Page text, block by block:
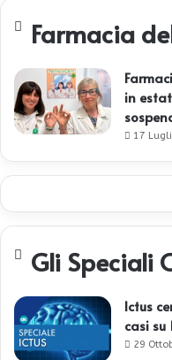
Farmacia
in
17
Gli Speciali
Ictus
casi su
29